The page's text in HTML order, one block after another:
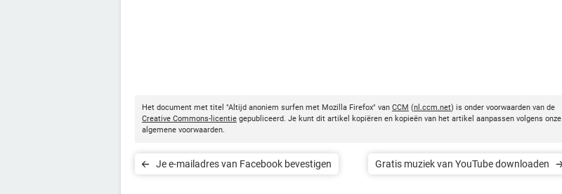
Het document met titel "Altijd anoniem surfen met Mozilla Firefox" van CCM (nl.ccm.net) is onder voorwaarden van de
Creative Commons-licentie gepubliceerd. Je kunt dit artikel kopiëren en kopieën van het artikel aanpassen volgens onze
algemene voorwaarden.
Je e-mailadres van Facebook bevestigen Gratis muziek van YouTube downloaden